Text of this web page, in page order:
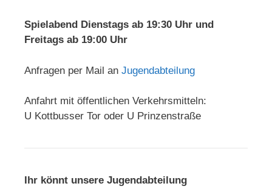
Spielabend Dienstags ab 19:30 Uhr und
Freitags ab 19:00 Uhr
Anfragen per Mail an Jugendabteilung
Anfahrt mit öffentlichen Verkehrsmitteln:
U Kottbusser Tor oder U Prinzenstraße
Ihr könnt unsere Jugendabteilung